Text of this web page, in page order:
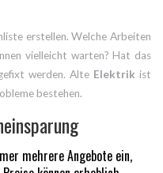
erstellen. Welche Arbeiten
vielleicht warten? Hat das
werden. Alte Elektrik ist
bestehen.
mehrere Angebote ein,